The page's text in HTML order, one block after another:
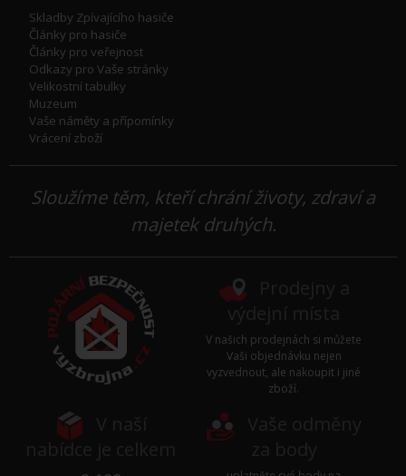
Skladby Zpívajícího hasiče
Články pro hasiče
Články pro veřejnost
Odkazy pro Vaše stránky
Velikostní tabulky
Muzeum
Vaše náměty a přípomínky
Vrácení zboží
Sloužíme těm, kteří chrání životy, zdraví a
majetek druhých.
V našich prodejnách si můžete
Vaši objednávku nejen
vyzvednout, ale nakoupit i jiné
zboží.